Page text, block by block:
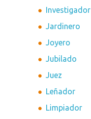
Investigador
Jardinero
Joyero
Jubilado
Juez
Leñador
Limpiador